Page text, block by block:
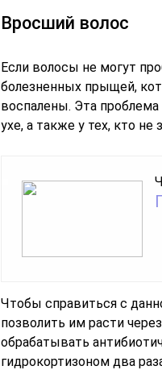
Вросший волос
Если волосы не могут
болезненных прыщей,
воспалены. Эта
ухе, а также у тех, кто не
Чтобы справиться с
позволить им расти
обрабатывать
гидрокортизоном два